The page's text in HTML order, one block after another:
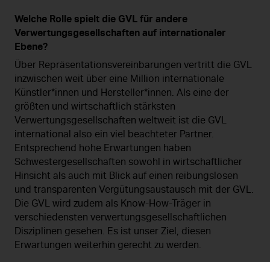
Welche Rolle spielt die GVL für andere
Verwertungsgesellschaften auf internationaler
Ebene?
Über Repräsentationsvereinbarungen vertritt die GVL
inzwischen weit über eine Million internationale
Künstler*innen und Hersteller*innen. Als eine der
größten und wirtschaftlich stärksten
Verwertungsgesellschaften weltweit ist die GVL
international also ein viel beachteter Partner.
Entsprechend hohe Erwartungen haben
Schwestergesellschaften sowohl in wirtschaftlicher
Hinsicht als auch mit Blick auf einen reibungslosen
und transparenten Vergütungsaustausch mit der GVL.
Die GVL wird zudem als Know-How-Träger in
verschiedensten verwertungsgesellschaftlichen
Disziplinen gesehen. Es ist unser Ziel, diesen
Erwartungen weiterhin gerecht zu werden.